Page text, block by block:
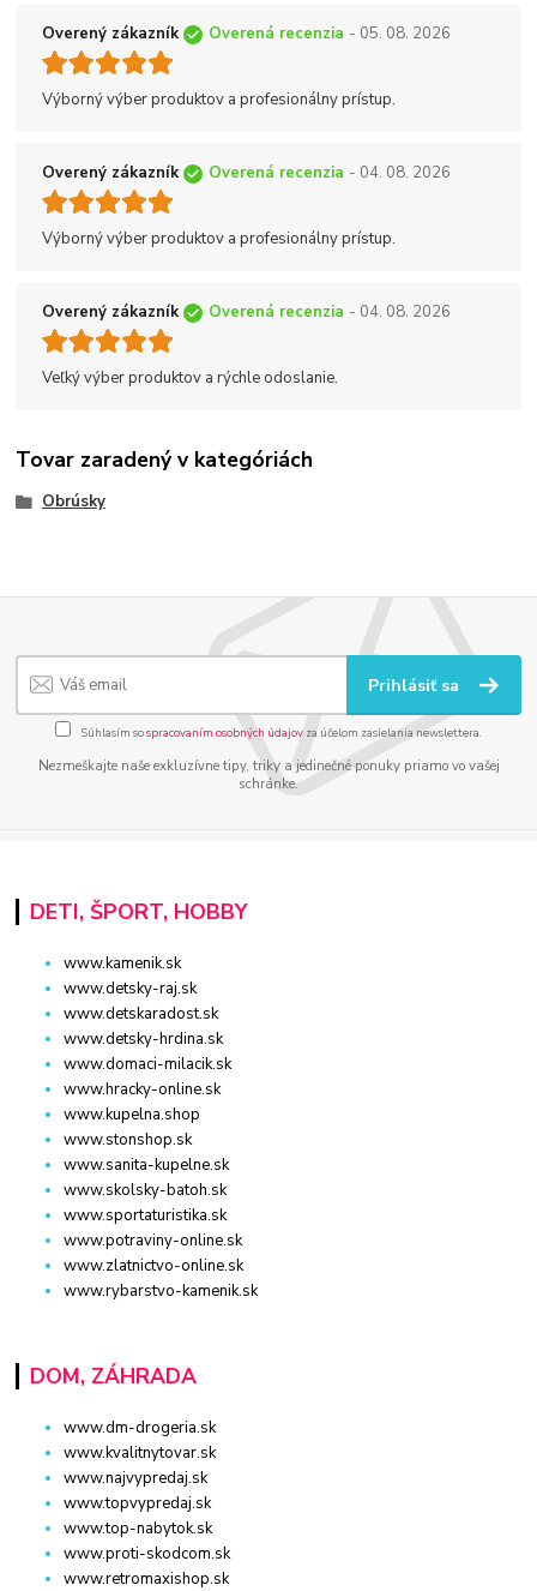
Overený zákazník Overená recenzia - 05. 08. 2026
Výborný výber produktov a profesionálny prístup.
Overený zákazník Overená recenzia - 04. 08. 2026
Výborný výber produktov a profesionálny prístup.
Overený zákazník Overená recenzia - 04. 08. 2026
Veľký výber produktov a rýchle odoslanie.
Tovar zaradený v kategóriách
Obrúsky
Prihlásiť sa
Súhlasím sospracovaním osobných údajov za účelom zasielania newslettera.
Nezmeškajte naše exkluzívne tipy, triky a jedinečné ponuky priamo vo vašej
schránke.
DETI, ŠPORT, HOBBY
www.kamenik.sk
www.detsky-raj.sk
www.detskaradost.sk
www.detsky-hrdina.sk
www.domaci-milacik.sk
www.hracky-online.sk
www.kupelna.shop
www.stonshop.sk
www.sanita-kupelne.sk
www.skolsky-batoh.sk
www.sportaturistika.sk
www.potraviny-online.sk
www.zlatnictvo-online.sk
www.rybarstvo-kamenik.sk
DOM, ZÁHRADA
www.dm-drogeria.sk
www.kvalitnytovar.sk
www.najvypredaj.sk
www.topvypredaj.sk
www.top-nabytok.sk
www.proti-skodcom.sk
www.retromaxishop.sk